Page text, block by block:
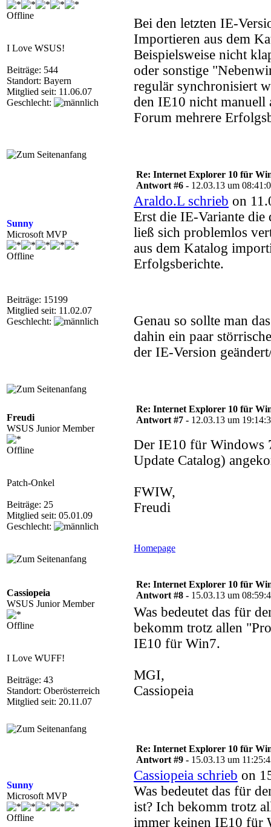
Offline
I Love WSUS!
Beiträge: 544
Standort: Bayern
Mitglied seit: 11.06.07
Geschlecht:
Bei den letzten IE-
Importieren aus dem
Beispielsweise nicht
oder sonstige
regulär synchronisiert
den IE10 nicht manuell
Forum mehrere
Sunny
Microsoft MVP
Offline
Beiträge: 15199
Mitglied seit: 11.02.07
Geschlecht:
Re: Internet Explorer 10 für
Antwort #6 - 12.03.13 um
Araldo.L schrieb on
Erst die IE-Variante die
ließ sich problemlos
aus dem Katalog
Erfolgsberichte.
Genau so sollte man
dahin ein paar
der IE-Version
Freudi
WSUS Junior Member
Offline
Patch-Onkel
Beiträge: 25
Mitglied seit: 05.01.09
Geschlecht:
Re: Internet Explorer 10 für
Antwort #7 - 12.03.13 um
Der IE10 für Windows
Update Catalog)
FWIW,
Freudi
Homepage
Cassiopeia
WSUS Junior Member
Offline
I Love WUFF!
Beiträge: 43
Standort: Oberösterreich
Mitglied seit: 20.11.07
Re: Internet Explorer 10 für
Antwort #8 - 15.03.13 um
Was bedeutet das für
bekomm trotz allen
IE10 für Win7.
MGI,
Cassiopeia
Sunny
Microsoft MVP
Offline
Re: Internet Explorer 10 für
Antwort #9 - 15.03.13 um
Cassiopeia schrieb on
Was bedeutet das für
ist? Ich bekomm trotz
immer keinen IE10 für